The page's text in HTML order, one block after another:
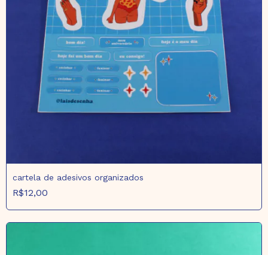
cartela de adesivos organizados
R$12,00